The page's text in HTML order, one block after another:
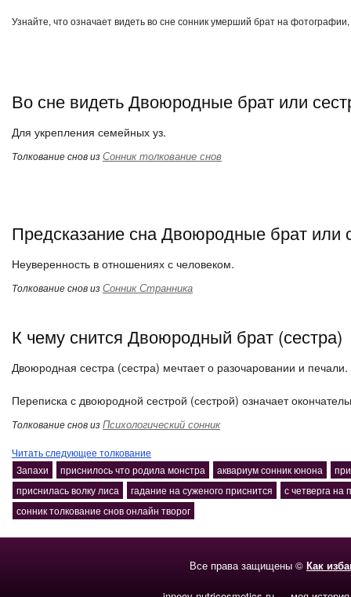
Узнайте, что означает видеть во сне сонник умерший брат на
Во сне видеть Двоюродные брат или
Для укрепления семейных уз.
Толкование снов изСонник толкование снов
Предсказание сна Двоюродные брат или
Неуверенность в отношениях с человеком.
Толкование снов изСонник Странника
К чему снится Двоюродный брат (сестра)
Двоюродная сестра (сестра) мечтает о разочаровании и печали.
Переписка с двоюродной сестрой (сестрой) означает
Толкование снов изПсихологический сонник
Читать следующее толкование
Запахи
приснилось что родила монстра аквариум сонник юнона
приснилась волку лиса
гадание на суженого приснится
с четверга на
сонник толкование снов онлайн творог
Все права защищены © Как